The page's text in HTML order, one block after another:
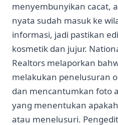
menyembunyikan cacat,
nyata sudah masuk ke
informasi, jadi pastikan
kosmetik dan jujur.
Realtors melaporkan
melakukan penelusuran
dan mencantumkan foto
yang menentukan
atau menelusuri.